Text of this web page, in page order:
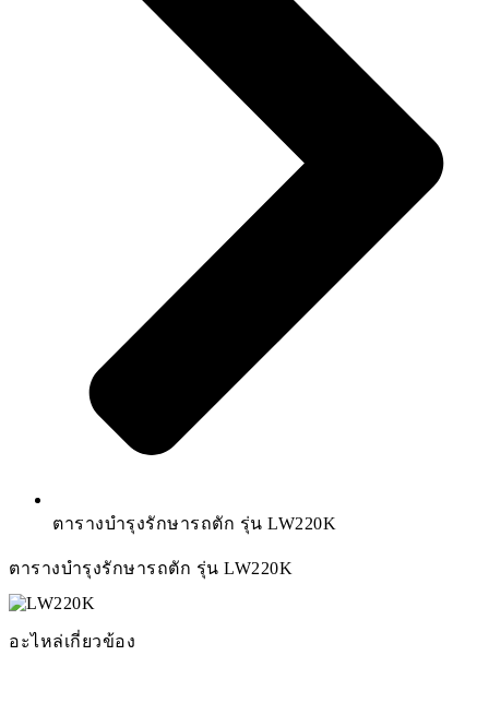
ตารางบำรุงรักษารถตัก รุ่น LW220K
ตารางบำรุงรักษารถตัก รุ่น LW220K
อะไหล่เกี่ยวข้อง